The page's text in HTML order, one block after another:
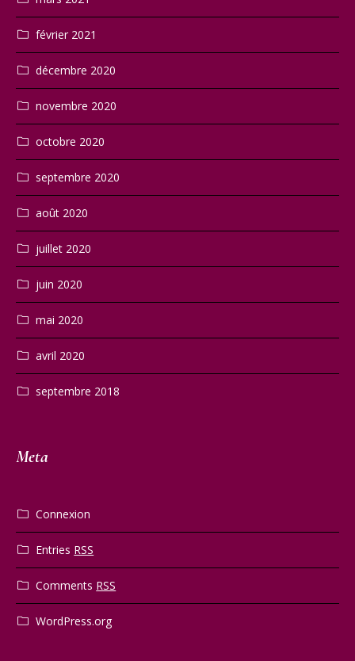
février 2021
décembre 2020
novembre 2020
octobre 2020
septembre 2020
août 2020
juillet 2020
juin 2020
mai 2020
avril 2020
septembre 2018
Meta
Connexion
Entries RSS
Comments RSS
WordPress.org